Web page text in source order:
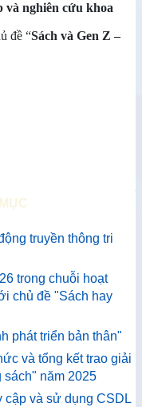
và nghiên cứu khoa
đề “Sách và Gen Z –
truyền thông tri
trong chuỗi hoạt
chủ đề "Sách hay
phát triển bản thân"
và tổng kết trao giải
sách" năm 2025
cập và sử dụng CSDL